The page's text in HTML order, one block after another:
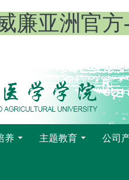
廉亚洲官
养 主题教育 公司